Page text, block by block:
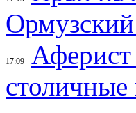
17:09